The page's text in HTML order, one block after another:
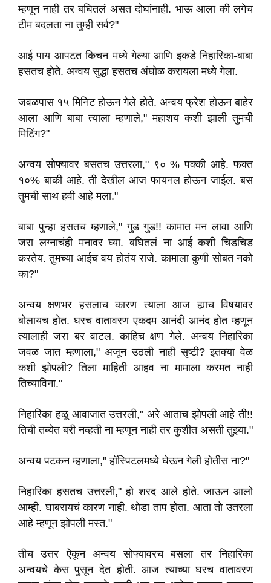
म्हणून नाही तर बघितलं असत दोघांनाही. भाऊ आला की लगेच
टीम बदलता ना तुम्ही सर्व?"
आई पाय आपटत किचन मध्ये गेल्या आणि इकडे निहारिका-बाबा
हसतच होते. अन्वय सुद्धा हसतच अंघोळ करायला मध्ये गेला.
जवळपास १५ मिनिट होऊन गेले होते. अन्वय फ्रेश होऊन बाहेर
आला आणि बाबा त्याला म्हणाले," महाशय कशी झाली तुमची
मिटिंग?"
अन्वय सोफ्यावर बसतच उत्तरला," ९० % पक्की आहे. फक्त
१०% बाकी आहे. ती देखील आज फायनल होऊन जाईल. बस
तुमची साथ हवी आहे मला."
बाबा पुन्हा हसतच म्हणाले," गुड गुड!! कामात मन लावा आणि
जरा लग्नाचंही मनावर घ्या. बघितलं ना आई कशी चिडचिड
करतेय. तुमच्या आईच वय होतंय राजे. कामाला कुणी सोबत नको
का?"
अन्वय क्षणभर हसलाच कारण त्याला आज ह्याच विषयावर
बोलायच होत. घरच वातावरण एकदम आनंदी आनंद होत म्हणून
त्यालाही जरा बर वाटल. काहिच क्षण गेले. अन्वय निहारिका
जवळ जात म्हणाला," अजून उठली नाही सृष्टी? इतक्या वेळ
कशी झोपली? तिला माहिती आहव ना मामाला करमत नाही
तिच्याविना."
निहारिका हळू आवाजात उत्तरली," अरे आताच झोपली आहे ती!!
तिची तब्येत बरी नव्हती ना म्हणून नाही तर कुशीत असती तुझ्या."
अन्वय पटकन म्हणाला," हॉस्पिटलमध्ये घेऊन गेली होतीस ना?"
निहारिका हसतच उत्तरली," हो शरद आले होते. जाऊन आलो
आम्ही. घाबरायचं कारण नाही. थोडा ताप होता. आता तो उतरला
आहे म्हणून झोपली मस्त."
तीच उत्तर ऐकून अन्वय सोफ्यावरच बसला तर निहारिका
अन्वयचे केस पुसून देत होती. आज त्याच्या घरच वातावरण